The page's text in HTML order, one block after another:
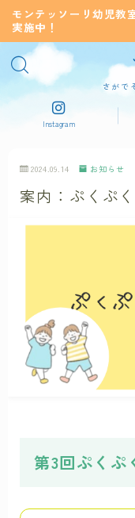
モンテッソーリ幼児教
実施中！
さがで
MENU
デモプリセット記
ブログを書く手順
プライバシーポリシー
運営者情報
Instagram
2024.09.14 お知らせ
案内：ぷくぷ
第3回ぷくぷ